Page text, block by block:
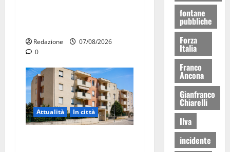
Redazione
07/08/2026
0
Attualità In città
fontane
pubbliche
Forza
Italia
Franco
Ancona
Gianfranco
Chiarelli
Ilva
incidente